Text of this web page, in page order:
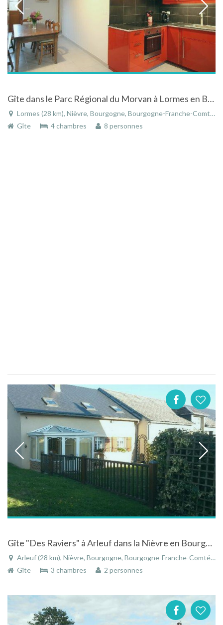
Gîte dans le Parc Régional du Morvan à Lormes en Bourgogne
Lormes (28 km), Nièvre, Bourgogne, Bourgogne-Franche-Comté, France
Gîte
4 chambres 8 personnes
Gîte "Des Raviers" à Arleuf dans la Nièvre en Bourgogne
Arleuf (28 km), Nièvre, Bourgogne, Bourgogne-Franche-Comté, France
Gîte
3 chambres 2 personnes